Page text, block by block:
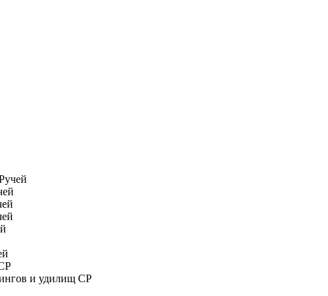
и удилищ СР